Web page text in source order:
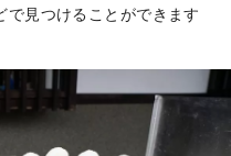
で見つけることができます